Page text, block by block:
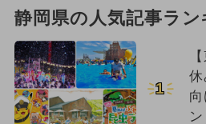
静岡県の人気記事ラ
1